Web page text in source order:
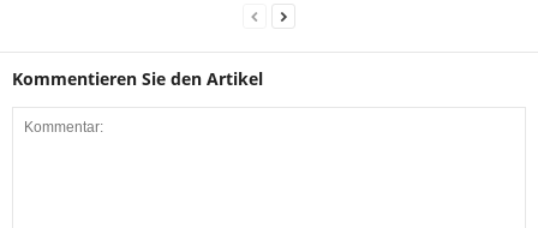
Kommentieren Sie den Artikel